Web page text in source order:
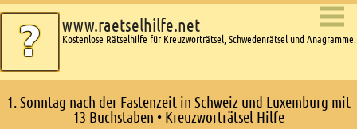
www.raetselhilfe.net
Kostenlose Rätselhilfe für Kreuzworträtsel, Schwedenrätsel und Anagramme.
1. Sonntag nach der Fastenzeit in Schweiz und Luxemburg mit
13 Buchstaben • Kreuzworträtsel Hilfe